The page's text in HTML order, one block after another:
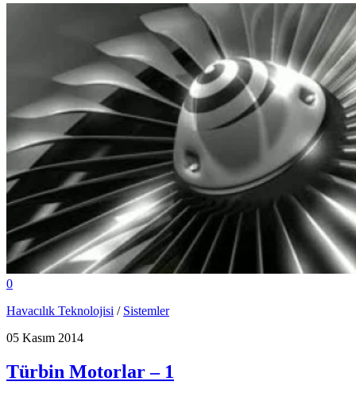
0
Havacılık Teknolojisi / Sistemler
05 Kasım 2014
Türbin Motorlar – 1